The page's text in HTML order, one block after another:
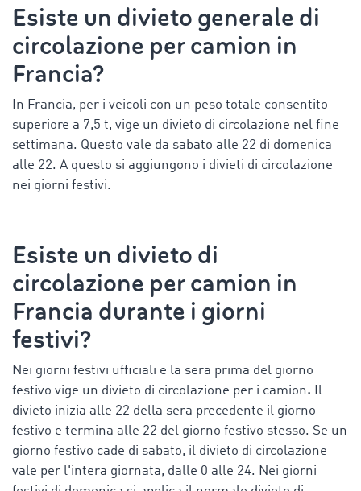
Esiste un divieto generale di
circolazione per camion in
Francia?
In Francia, per i veicoli con un peso totale consentito
superiore a 7,5 t, vige un divieto di circolazione nel fine
settimana. Questo vale da sabato alle 22 di domenica
alle 22. A questo si aggiungono i divieti di circolazione
nei giorni festivi.
Esiste un divieto di
circolazione per camion in
Francia durante i giorni
festivi?
Nei giorni festivi ufficiali e la sera prima del giorno
festivo vige un divieto di circolazione per i camion. Il
divieto inizia alle 22 della sera precedente il giorno
festivo e termina alle 22 del giorno festivo stesso. Se un
giorno festivo cade di sabato, il divieto di circolazione
vale per l'intera giornata, dalle 0 alle 24. Nei giorni